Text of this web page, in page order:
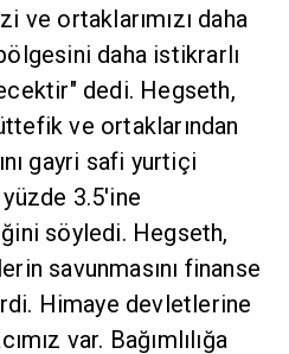
hale getirecektir" dedi.
müttefik ve
gayri safi
yüzde 3.5'ine
söyledi. Hegseth,
savunmasını finanse
Himaye devletlerine
var. Bağımlılığa
dayalı ittifaklar
Hegseth,